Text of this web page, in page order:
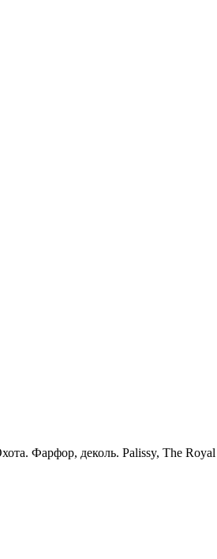
Фарфор, деколь. Palissy, The Royal